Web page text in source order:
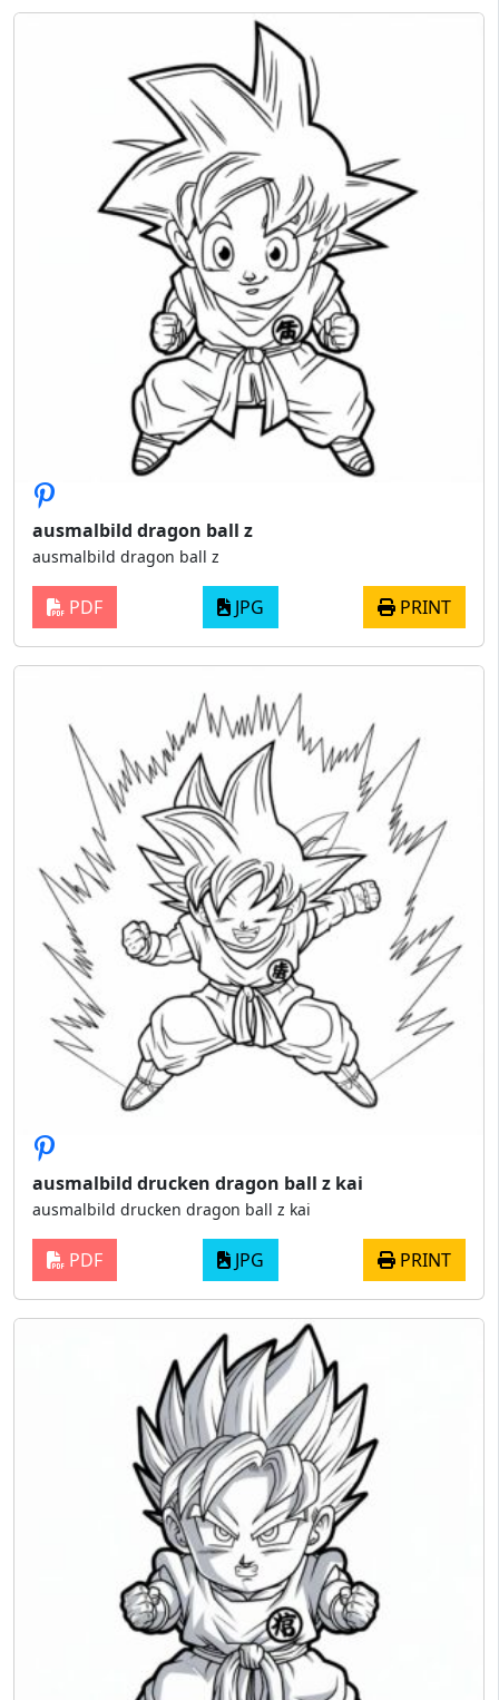
ausmalbild dragon ball z
ausmalbild dragon ball z
PDF JPG PRINT
ausmalbild drucken dragon ball z kai
ausmalbild drucken dragon ball z kai
PDF JPG PRINT